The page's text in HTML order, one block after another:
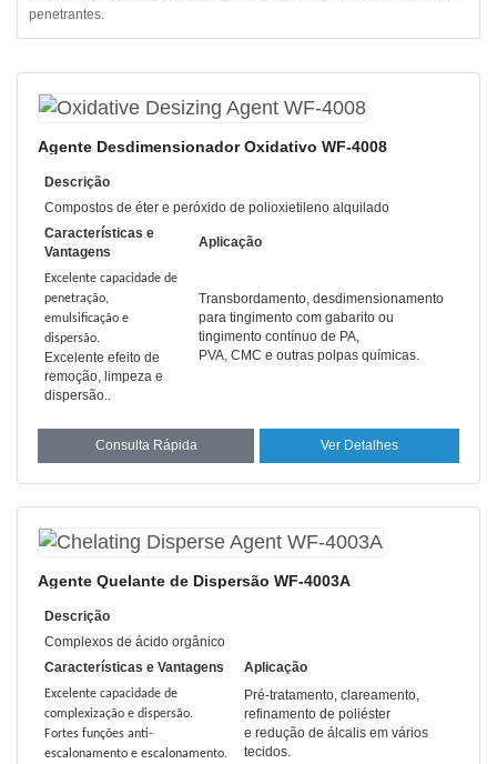
penetrantes.
Agente Desdimensionador Oxidativo WF-4008
Descrição
Compostos de éter e peróxido de polioxietileno alquilado
Características e
Vantagens
Aplicação
Excelente capacidade de
penetração,
emulsificação e
dispersão.
Excelente efeito de
remoção, limpeza e
dispersão..
Transbordamento, desdimensionamento
para tingimento com gabarito ou
tingimento contínuo de PA,
PVA, CMC e outras polpas químicas.
Consulta Rápida Ver Detalhes
Agente Quelante de Dispersão WF-4003A
Descrição
Complexos de ácido orgânico
Características e Vantagens
Aplicação
Excelente capacidade de
complexização e dispersão.
Fortes funções anti-
escalonamento e escalonamento.
Pré-tratamento, clareamento,
refinamento de poliéster
e redução de álcalis em vários
tecidos.